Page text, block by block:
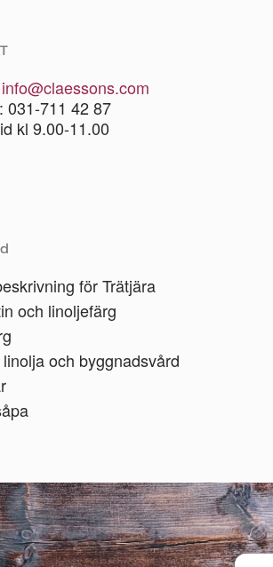
info@claessons.com
031-711 42 87
kl 9.00-11.00
för Trätjära
och linoljefärg
och byggnadsvård